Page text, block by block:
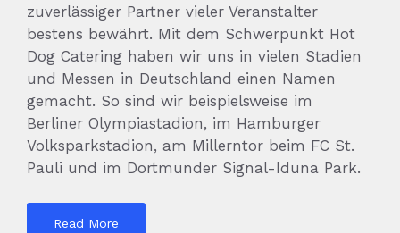
zuverlässiger Partner vieler Veranstalter
bestens bewährt. Mit dem Schwerpunkt Hot
Dog Catering haben wir uns in vielen Stadien
und Messen in Deutschland einen Namen
gemacht. So sind wir beispielsweise im
Berliner Olympiastadion, im Hamburger
Volksparkstadion, am Millerntor beim FC St.
Pauli und im Dortmunder Signal-Iduna Park.
Read More